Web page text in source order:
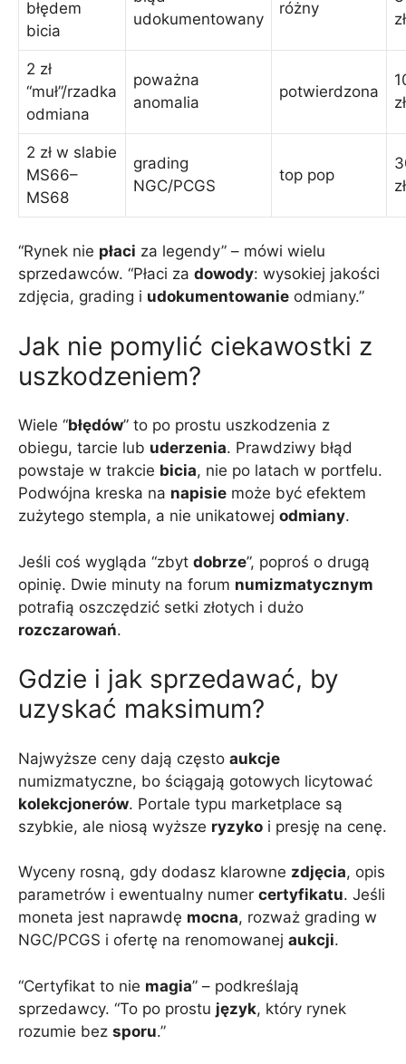
błędem
bicia
udokumentowany
różny
zł
2 zł
“muł”/rzadka
odmiana
poważna
anomalia
potwierdzona
zł
2 zł w slabie
MS66–
MS68
grading
NGC/PCGS
top pop
zł
“Rynek nie płaci za legendy” – mówi wielu
sprzedawców. “Płaci za dowody: wysokiej jakości
zdjęcia, grading i udokumentowanie odmiany.”
Jak nie pomylić ciekawostki z
uszkodzeniem?
Wiele “błędów” to po prostu uszkodzenia z
obiegu, tarcie lub uderzenia. Prawdziwy błąd
powstaje w trakcie bicia, nie po latach w portfelu.
Podwójna kreska na napisie może być efektem
zużytego stempla, a nie unikatowej odmiany.
Jeśli coś wygląda “zbyt dobrze”, poproś o drugą
opinię. Dwie minuty na forum numizmatycznym
potrafią oszczędzić setki złotych i dużo
rozczarowań.
Gdzie i jak sprzedawać, by
uzyskać maksimum?
Najwyższe ceny dają często aukcje
numizmatyczne, bo ściągają gotowych licytować
kolekcjonerów. Portale typu marketplace są
szybkie, ale niosą wyższe ryzyko i presję na cenę.
Wyceny rosną, gdy dodasz klarowne zdjęcia, opis
parametrów i ewentualny numer certyfikatu. Jeśli
moneta jest naprawdę mocna, rozważ grading w
NGC/PCGS i ofertę na renomowanej aukcji.
“Certyfikat to nie magia” – podkreślają
sprzedawcy. “To po prostu język, który rynek
rozumie bez sporu.”